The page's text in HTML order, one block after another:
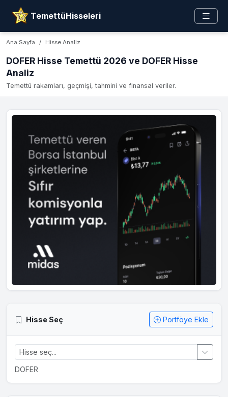
TemettüHisseleri
Ana Sayfa Hisse Analiz
DOFER Hisse Temettü 2026 ve DOFER Hisse
Analiz
Temettü rakamları, geçmişi, tahmini ve finansal veriler.
Hisse Seç Portföye Ekle
DOFER